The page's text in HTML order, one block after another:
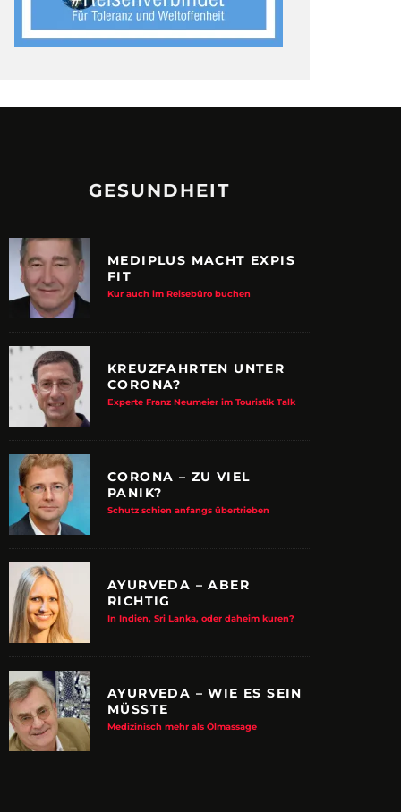
MACHER
System werden Reisen sicherer
ZUPANCIC
GESUNDHEIT
MEDIPLUS MACHT EXPIS
FIT
Kur auch im Reisebüro buchen
KREUZFAHRTEN UNTER
CORONA?
Experte Franz Neumeier im Touristik Talk
CORONA – ZU VIEL
PANIK?
Schutz schien anfangs übertrieben
AYURVEDA – ABER
RICHTIG
In Indien, Sri Lanka, oder daheim kuren?
AYURVEDA – WIE ES SEIN
MÜSSTE
Medizinisch mehr als Ölmassage